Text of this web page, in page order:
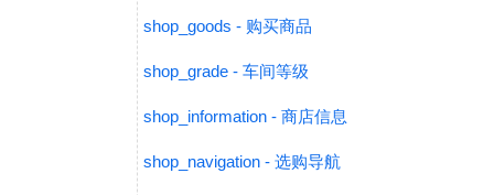
shop_goods - 购买商品
shop_grade - 车间等级
shop_information - 商店信息
shop_navigation - 选购导航